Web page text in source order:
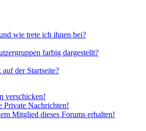
wie trete ich ihnen bei?
farbig dargestellt?
der Startseite?
verschicken!
Private Nachrichten!
Mitglied dieses Forums erhalten!